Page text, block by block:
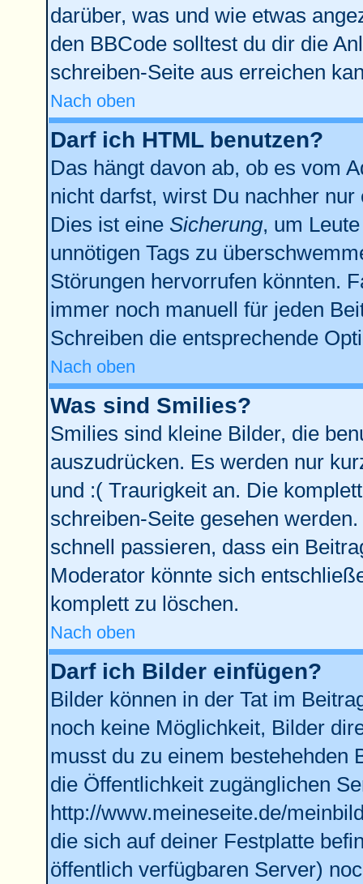
darüber, was und wie etwas
den BBCode solltest du dir die
schreiben-Seite aus erreichen
Nach oben
Darf ich HTML benutzen?
Das hängt davon ab, ob es vom
nicht darfst, wirst Du nachher
Dies ist eine Sicherung, um
unnötigen Tags zu
Störungen hervorrufen könnten.
immer noch manuell für jeden
Schreiben die entsprechende
Nach oben
Was sind Smilies?
Smilies sind kleine Bilder, die
auszudrücken. Es werden nur
und :( Traurigkeit an. Die
schreiben-Seite gesehen
schnell passieren, dass ein
Moderator könnte sich
komplett zu löschen.
Nach oben
Darf ich Bilder einfügen?
Bilder können in der Tat im
noch keine Möglichkeit, Bilder
musst du zu einem bestehehden
die Öffentlichkeit zugänglichen
http://www.meineseite.de/
die sich auf deiner Festplatte
öffentlich verfügbaren Server)